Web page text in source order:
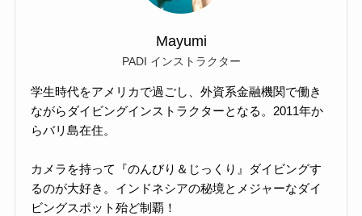
Mayumi
PADI インストラクター
学生時代をアメリカで過ごし、外資系金融機関で働き
ながらダイビングインストラクターとなる。2011年か
らバリ島在住。
カメラを持って『のんびり＆じっくり』ダイビングす
るのが大好き。インドネシアの秘境とメジャーなダイ
ビングスポット殆ど制覇！